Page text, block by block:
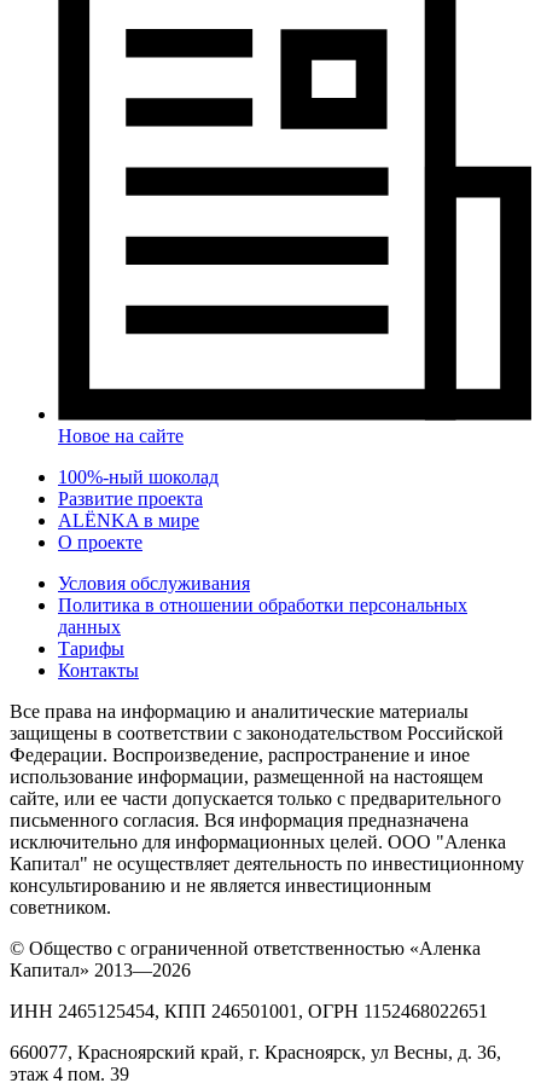
Новое на сайте
100%-ный шоколад
Развитие проекта
ALЁNKA в мире
О проекте
Условия обслуживания
Политика в отношении обработки персональных
данных
Тарифы
Контакты
Все права на информацию и аналитические материалы
защищены в соответствии с законодательством Российской
Федерации. Воспроизведение, распространение и иное
использование информации, размещенной на настоящем
сайте, или ее части допускается только с предварительного
письменного согласия. Вся информация предназначена
исключительно для информационных целей. ООО "Аленка
Капитал" не осуществляет деятельность по инвестиционному
консультированию и не является инвестиционным
советником.
© Общество с ограниченной ответственностью «Аленка
Капитал» 2013—2026
ИНН 2465125454, КПП 246501001, ОГРН 1152468022651
660077, Красноярский край, г. Красноярск, ул Весны, д. 36,
этаж 4 пом. 39